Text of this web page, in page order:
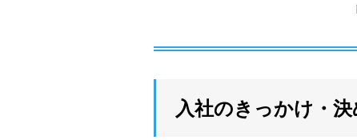
入社のきっかけ・